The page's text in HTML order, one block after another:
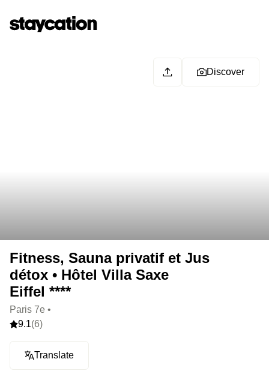
Discover
Fitness, Sauna privatif et Jus
détox • Hôtel Villa Saxe
Eiffel ****
Paris 7e •
9.1(6)
Translate